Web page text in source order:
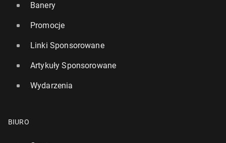
Banery
Promocje
Linki Sponsorowane
Artykuły Sponsorowane
Wydarzenia
BIURO